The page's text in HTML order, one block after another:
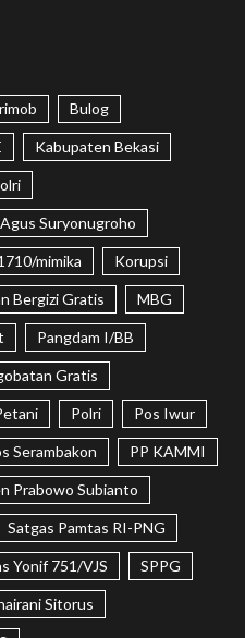
Bulog
Kabupaten Bekasi
Suryonugroho
mimika Korupsi
Bergizi Gratis MBG
Pangdam I/BB
Gratis
Polri Pos Iwur
Serambakon PP KAMMI
Prabowo Subianto
Satgas Pamtas RI-PNG
Yonif 751/VJS SPPG
Sitorus